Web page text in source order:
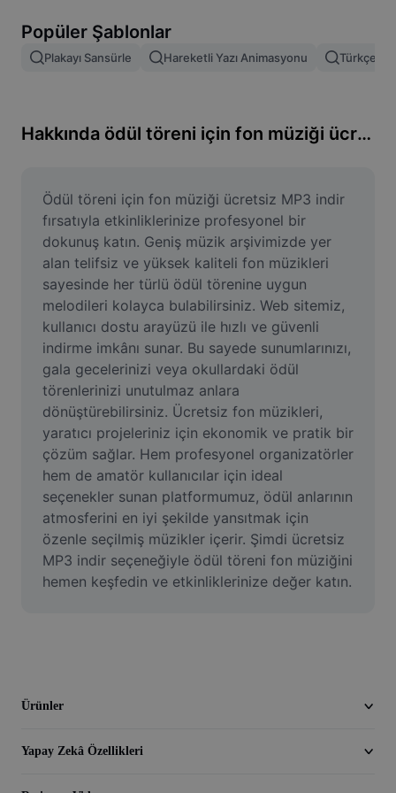
Resim birleştirme
Resmi Yeniden Boyutlandırma
Mizah Görseli Oluşturucu
AI Text Remover
AI People Remover
AI Inpainting
Face Cutout
Video
Video arka planını kaldırma
Kaliteyi artır
Video Düzenleyici
Videoyu Kesme
Videoya Yazı Ekleme
Popüler Şablonlar
Plakayı Sansürle Hareketli Yazı Animasyonu Türkçe
Hakkında ödül töreni için fon müziği ücretsiz mp3 indir
Ödül töreni için fon müziği ücretsiz MP3 indir
fırsatıyla etkinliklerinize profesyonel bir
dokunuş katın. Geniş müzik arşivimizde yer
alan telifsiz ve yüksek kaliteli fon müzikleri
sayesinde her türlü ödül törenine uygun
melodileri kolayca bulabilirsiniz. Web sitemiz,
kullanıcı dostu arayüzü ile hızlı ve güvenli
indirme imkânı sunar. Bu sayede sunumlarınızı,
gala gecelerinizi veya okullardaki ödül
törenlerinizi unutulmaz anlara
dönüştürebilirsiniz. Ücretsiz fon müzikleri,
yaratıcı projeleriniz için ekonomik ve pratik bir
çözüm sağlar. Hem profesyonel organizatörler
hem de amatör kullanıcılar için ideal
seçenekler sunan platformumuz, ödül anlarının
atmosferini en iyi şekilde yansıtmak için
özenle seçilmiş müzikler içerir. Şimdi ücretsiz
MP3 indir seçeneğiyle ödül töreni fon müziğini
hemen keşfedin ve etkinliklerinize değer katın.
Ürünler
Yapay Zekâ Özellikleri